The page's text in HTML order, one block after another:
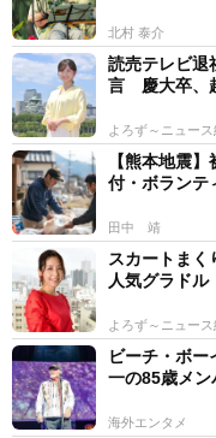
北村 泰介
読売テレビ退
言 慶大卒、
よろず～ニュー
【熊本地震
付・ボランテ
田中 靖
スカートまく
人気グラド
よろず～ニュー
ビーチ・ボ
一の85歳メ
海外エンタメ